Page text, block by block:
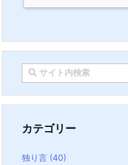
カテゴリー
独り言 (40)